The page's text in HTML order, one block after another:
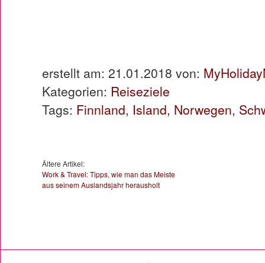
erstellt am: 21.01.2018 von:
Kategorien: Reiseziele
Tags: Finnland, Island, Norwegen,
Ältere Artikel:
Work & Travel: Tipps, wie man das Meiste
aus seinem Auslandsjahr herausholt